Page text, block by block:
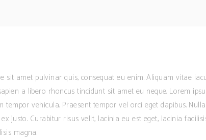
sit amet pulvinar quis, consequat eu enim. Aliquam vitae
a libero rhoncus tincidunt sit amet eu neque. Lorem
vehicula. Praesent tempor vel orci eget dapibus.
justo. Curabitur risus velit, lacinia eu est eget, lacinia
magna.